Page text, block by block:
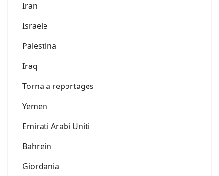
Iran
Israele
Palestina
Iraq
Torna a reportages
Yemen
Emirati Arabi Uniti
Bahrein
Giordania